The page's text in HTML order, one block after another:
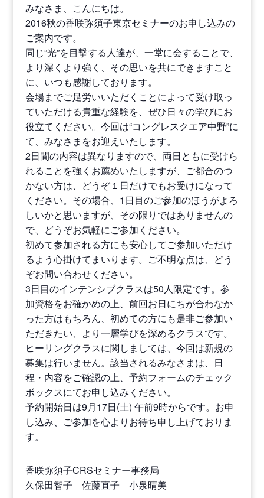
みなさま、こんにちは。
2016秋の香咲弥須子東京セミナーのお申し込みの
ご案内です。
同じ“光”を目撃する人達が、一堂に会することで、
より深くより強く、その思いを共にできますこと
に、いつも感謝しております。
会場までご足労いいただくことによって受け取っ
ていただける貴重な経験を、ぜひ日々の学びにお
役立てください。今回は“コングレスクエア中野”に
て、みなさまをお迎えいたします。
2日間の内容は異なりますので、両日ともに受けら
れることを強くお薦めいたしますが、ご都合のつ
かない方は、どうぞ１日だけでもお受けになって
ください。その場合、1日目のご参加のほうがよろ
しいかと思いますが、その限りではありませんの
で、どうぞお気軽にご参加ください。
初めて参加される方にも安心してご参加いただけ
るよう心掛けてまいります。ご不明な点は、どう
ぞお問い合わせください。
3日目のインテンシブクラスは50人限定です。参
加資格をお確かめの上、前回お日にちが合わなか
った方はもちろん、初めての方にも是非ご参加い
ただきたい、より一層学びを深めるクラスです。
ヒーリングクラスに関しましては、今回は新規の
募集は行いません。該当されるみなさまは、日
程・内容をご確認の上、予約フォームのチェック
ボックスにてお申し込みください。
予約開始日は9月17日(土) 午前9時からです。お申
し込み、ご参加を心よりお待ち申し上げておりま
す。
香咲弥須子CRSセミナー事務局
久保田智子 佐藤直子 小泉晴美